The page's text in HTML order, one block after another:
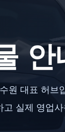
안
원 대표 허브
실제 영업사